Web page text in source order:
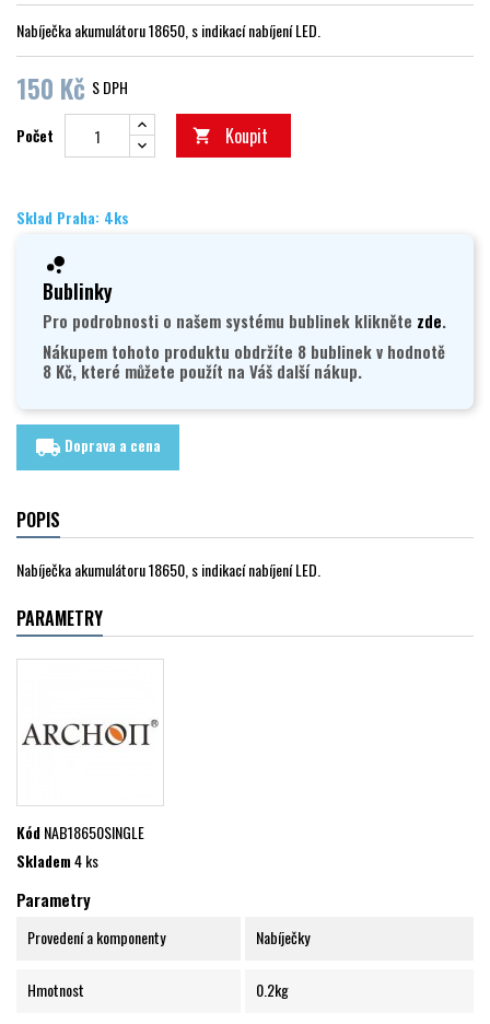
Nabíječka akumulátoru 18650, s indikací nabíjení LED.
150 Kč S DPH
Počet  Koupit
Sklad Praha: 4ks
Bublinky
Pro podrobnosti o našem systému bublinek klikněte zde.
Nákupem tohoto produktu obdržíte 8 bublinek v hodnotě
8 Kč, které můžete použít na Váš další nákup.
local_shipping Doprava a cena
POPIS
Nabíječka akumulátoru 18650, s indikací nabíjení LED.
PARAMETRY
KódNAB18650SINGLE
Skladem4 ks
Parametry
Provedení a komponenty Nabíječky
Hmotnost 0.2kg